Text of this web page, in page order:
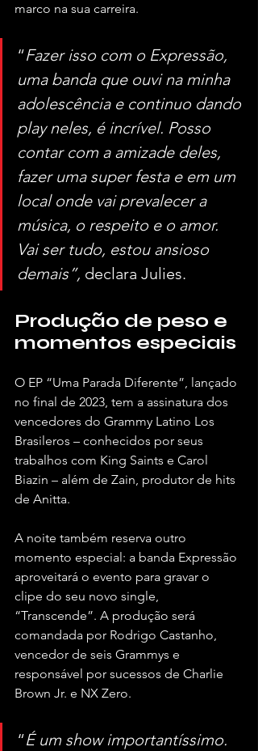
marco na sua carreira.
“Fazer isso com o Expressão,
uma banda que ouvi na minha
adolescência e continuo dando
play neles, é incrível. Posso
contar com a amizade deles,
fazer uma super festa e em um
local onde vai prevalecer a
música, o respeito e o amor.
Vai ser tudo, estou ansioso
demais”, declara Julies.
Produção de peso e
momentos especiais
O EP “Uma Parada Diferente”, lançado
no final de 2023, tem a assinatura dos
vencedores do Grammy Latino Los
Brasileros – conhecidos por seus
trabalhos com King Saints e Carol
Biazin – além de Zain, produtor de hits
de Anitta.
A noite também reserva outro
momento especial: a banda Expressão
aproveitará o evento para gravar o
clipe do seu novo single,
“Transcende”. A produção será
comandada por Rodrigo Castanho,
vencedor de seis Grammys e
responsável por sucessos de Charlie
Brown Jr. e NX Zero.
“É um show importantíssimo.